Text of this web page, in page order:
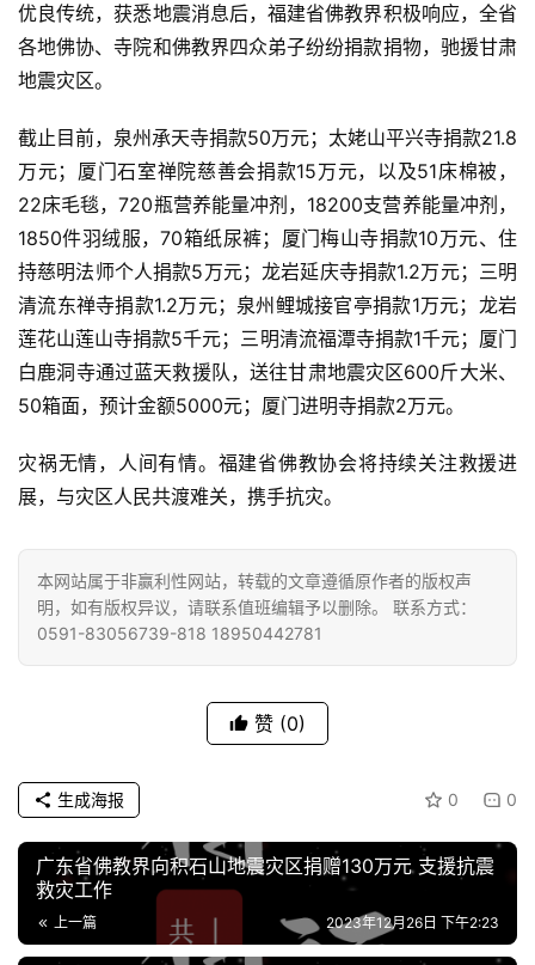
资
讯
音
高
僧
访
谈
优良传统，获悉地震消息后，福建省佛教界积极响应，全省
各地佛协、寺院和佛教界四众弟子纷纷捐款捐物，驰援甘肃
地震灾区。
截止目前，泉州承天寺捐款50万元；太姥山平兴寺捐款21.8
万元；厦门石室禅院慈善会捐款15万元，以及51床棉被，
22床毛毯，720瓶营养能量冲剂，18200支营养能量冲剂，
1850件羽绒服，70箱纸尿裤；厦门梅山寺捐款10万元、住
持慈明法师个人捐款5万元；龙岩延庆寺捐款1.2万元；三明
清流东禅寺捐款1.2万元；泉州鲤城接官亭捐款1万元；龙岩
莲花山莲山寺捐款5千元；三明清流福潭寺捐款1千元；厦门
白鹿洞寺通过蓝天救援队，送往甘肃地震灾区600斤大米、
50箱面，预计金额5000元；厦门进明寺捐款2万元。
灾祸无情，人间有情。福建省佛教协会将持续关注救援进
展，与灾区人民共渡难关，携手抗灾。
本网站属于非赢利性网站，转载的文章遵循原作者的版权声
明，如有版权异议，请联系值班编辑予以删除。 联系方式：
0591-83056739-818 18950442781
赞 (0)
0 0
生成海报
广东省佛教界向积石山地震灾区捐赠130万元 支援抗震
救灾工作
上一篇 2023年12月26日 下午2:23